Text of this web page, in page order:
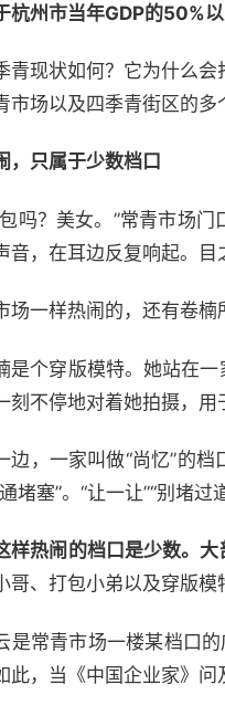
杭州市当年GDP的50%以
青现状如何？它为什么
市场以及四季青街区的多
，只属于少数档口
吗？美女。”常青市场
音，在耳边反复响起。目
场一样热闹的，还有卷楠
是个穿版模特。她站在
刻不停地对着她拍摄，用
边，一家叫做“尚忆”的
堵塞”。“让一让”“别堵
样热闹的档口是少数。
哥、打包小弟以及穿版模
是常青市场一楼某档口
此，当《中国企业家》问